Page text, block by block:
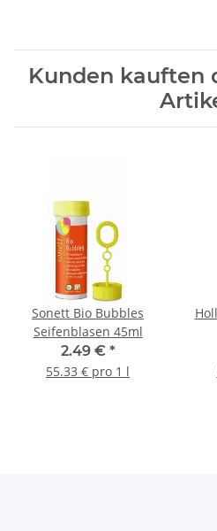
Kunden kauften
Sonett Bio Bubbles
Seifenblasen 45ml
2.49 € *
55.33 € pro 1 l